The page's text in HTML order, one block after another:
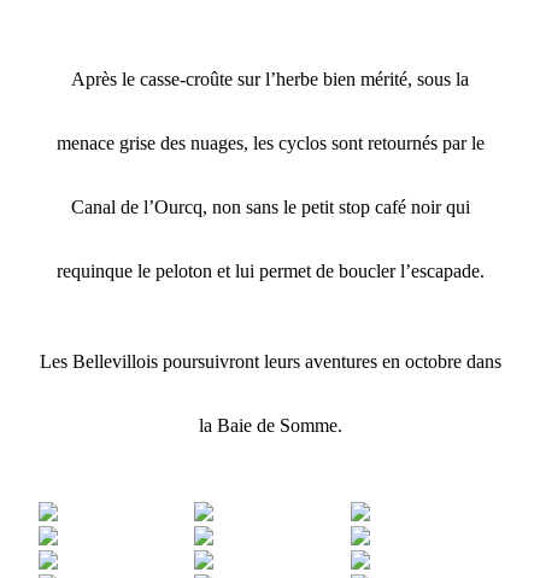
Après le casse-croûte sur l’herbe bien mérité, sous la
menace grise des nuages, les cyclos sont retournés par le
Canal de l’Ourcq, non sans le petit stop café noir qui
requinque le peloton et lui permet de boucler l’escapade.
Les Bellevillois poursuivront leurs aventures en octobre dans
la Baie de Somme.